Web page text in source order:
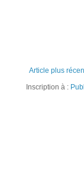
Article plus
Inscription à :